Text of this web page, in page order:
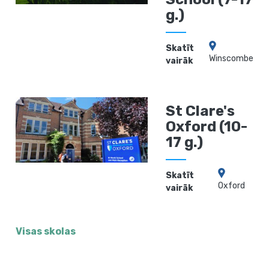
g.)
Skatīt
vairāk
Winscombe
St Clare's
Oxford (10-
17 g.)
Skatīt
vairāk
Oxford
Visas skolas